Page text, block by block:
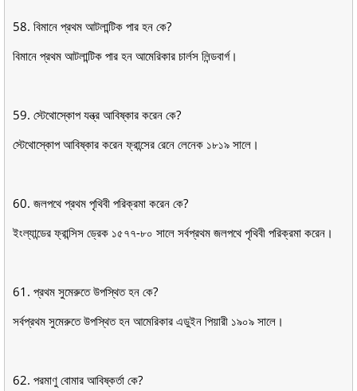
58. বিমানে প্রথম আটলান্টিক পার হন কে?
বিমানে প্রথম আটলান্টিক পার হন আমেরিকার চার্লস লিন্ডবার্গ।
59. স্টেথােস্কোপ যন্ত্র আবিষ্কার করেন কে?
স্টেথােস্কোপ আবিষ্কার করেন ফ্রান্সের রেনে লেনেক ১৮১৯ সালে।
60. জলপথে প্রথম পৃথিবী পরিক্রমা করেন কে?
ইংল্যান্ডের ফ্রান্সিস ড্রেক ১৫৭৭-৮০ সালে সর্বপ্রথম জলপথে পৃথিবী পরিক্রমা করেন।
61. প্রথম সুমেরুতে উপস্থিত হন কে?
সর্বপ্রথম সুমেরুতে উপস্থিত হন আমেরিকার এডুইন পিয়ারী ১৯০৯ সালে।
62. পরমাণু বােমার আবিষ্কর্তা কে?